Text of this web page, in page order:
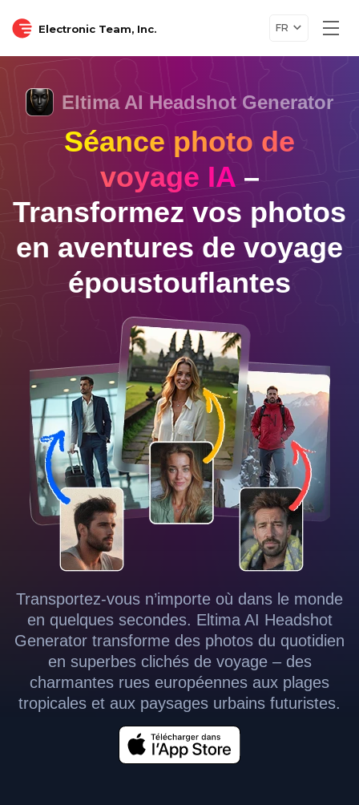
Electronic Team, Inc. FR
Eltima AI Headshot Generator
Séance photo de
voyage IA–
Transformez vos photos
en aventures de voyage
époustouflantes
Transportez-vous n’importe où dans le monde
en quelques secondes. Eltima AI Headshot
Generator transforme des photos du quotidien
en superbes clichés de voyage – des
charmantes rues européennes aux plages
tropicales et aux paysages urbains futuristes.